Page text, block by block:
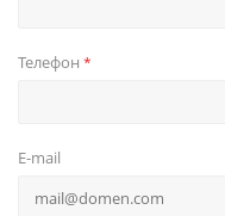
Телефон *
E-mail